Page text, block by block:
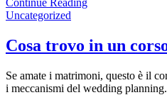
Continue Reading
Uncategorized
Cosa trovo in un
Se amate i matrimoni, questo è il
i meccanismi del wedding